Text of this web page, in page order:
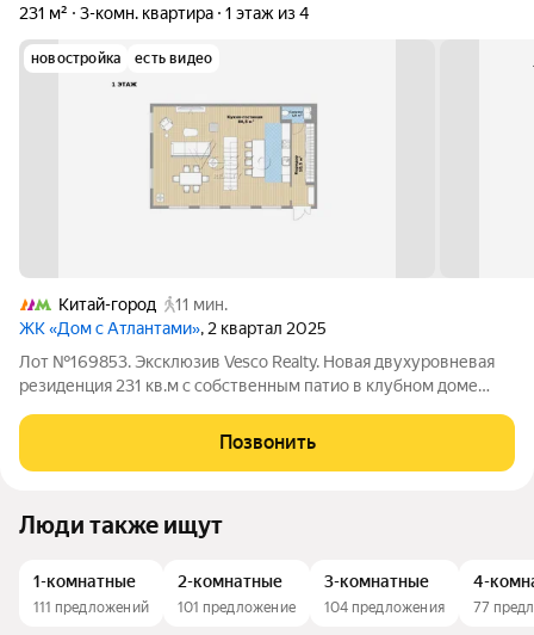
231 м² 3-комн. квартира 1 этаж из 4
новостройка есть видео
Китай-город
11 мин.
ЖК «Дом с Атлантами», 2 квартал 2025
Лот №169853. Эксклюзив Vesco Realty. Новая двухуровневая
резиденция 231 кв.м с собственным патио в клубном доме
интерьер в светлых тонах с акцентами на натуральные
материалы. Особенности
Позвонить
Люди также ищут
1-комнатные
111 предложений
2-комнатные
101 предложение
3-комнатные
104 предложения
4-
77